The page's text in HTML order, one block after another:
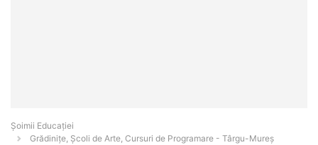
Șoimii Educației
Grădinițe, Școli de Arte, Cursuri de Programare - Târgu-Mureş